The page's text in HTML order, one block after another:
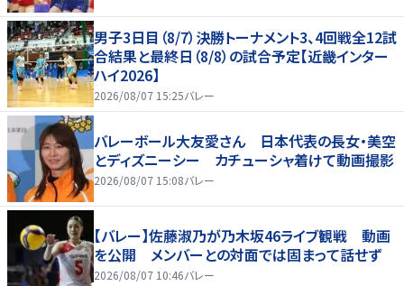
男子3日目（8/7）決勝トーナメント3、4回戦全12試
合結果と最終日（8/8）の試合予定【近畿インター
ハイ2026】
2026/08/07 15:25バレー
バレーボール大友愛さん 日本代表の長女・美空
とディズニーシー カチューシャ着けて動画撮影
2026/08/07 15:08バレー
【バレー】佐藤淑乃が乃木坂46ライブ観戦 動画
を公開 メンバーとの対面では固まって話せず
2026/08/07 10:46バレー